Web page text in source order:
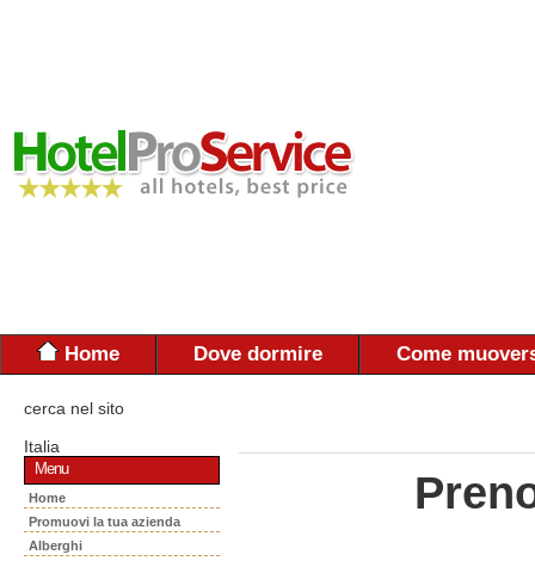
Home Dove dormire Come
cerca nel sito
Italia
Menu
Home
Promuovi la tua azienda
Alberghi